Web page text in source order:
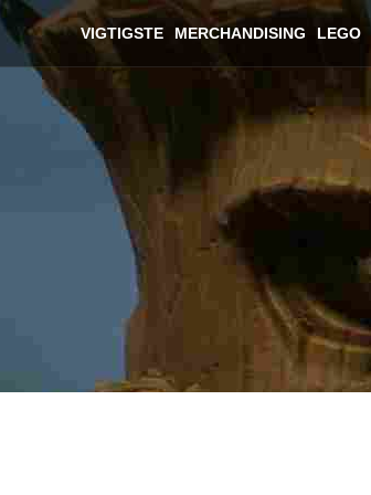
VIGTIGSTE MERCHANDISING LEGO